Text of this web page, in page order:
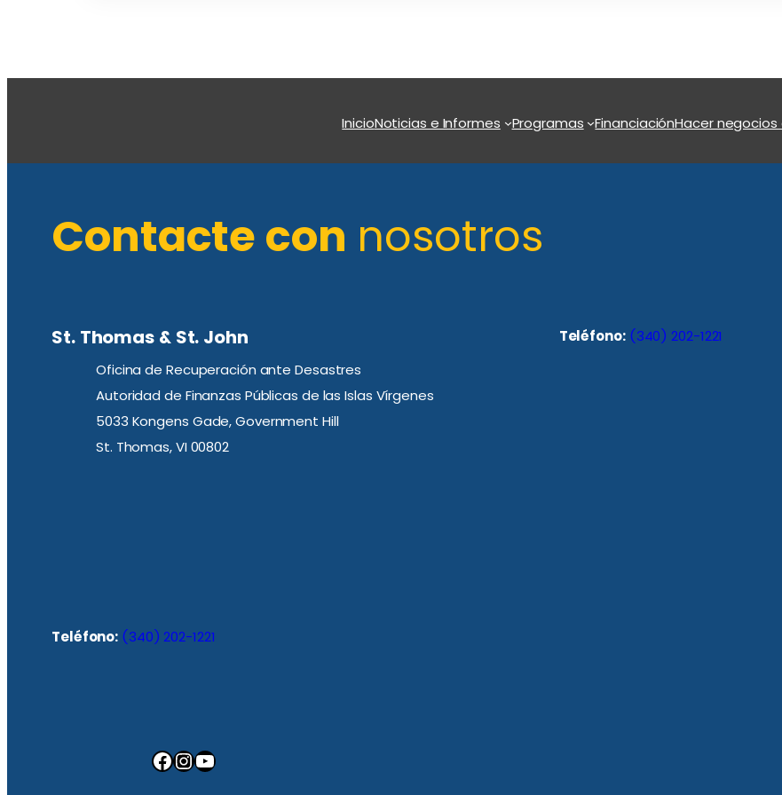
InicioNoticias e Informes Programas FinanciaciónHacer negocios
Contacte con nosotros
St. Thomas & St. John
Oficina de Recuperación ante Desastres
Autoridad de Finanzas Públicas de las Islas Vírgenes
5033 Kongens Gade, Government Hill
St. Thomas, VI 00802
Teléfono: (340) 202-1221
Teléfono: (340) 202-1221
Facebook InstagramYouTube